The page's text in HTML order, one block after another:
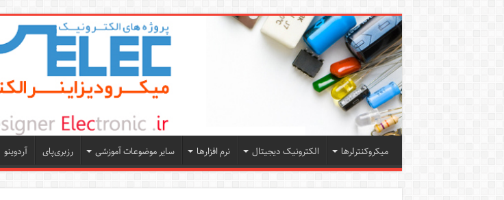
میکروکنترلرها الکترونیک دیجیتال نرم افزارها سایر موضوعات آموزشی رزبری‌پای آردوینو